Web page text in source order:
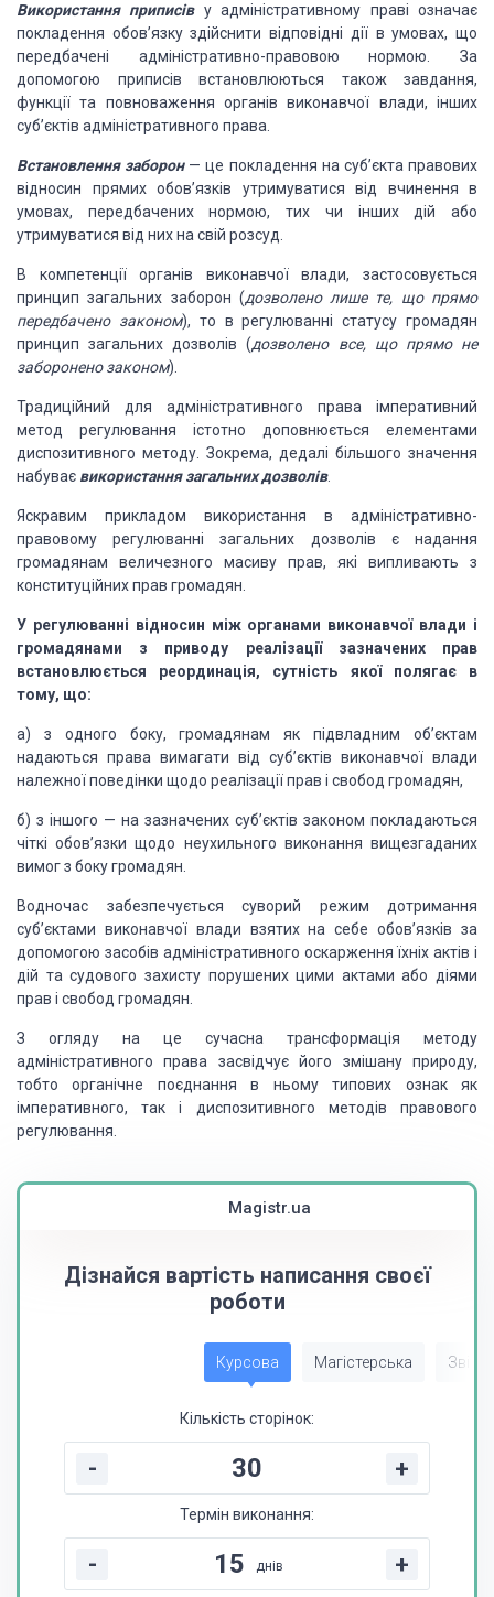
Використання приписіву адміністративному праві означає
покладення обов’язку здійснити відповідні дії в умовах, що
передбачені адміністративно-правовою нормою. За
допомогою приписів встановлюються також завдання,
функції та повноваження органів виконавчої влади, інших
суб’єктів адміністративного права.
Встановлення заборон— це покладення на суб’єкта правових
відносин прямих обов’язків утримуватися від вчинення в
умовах, передбачених нормою, тих чи інших дій або
утримуватися від них на свій розсуд.
В компетенції органів виконавчої влади, застосовується
принцип загальних заборон (дозволено лише те, що прямо
передбачено законом), то в регулюванні статусу громадян
принцип загальних дозволів (дозволено все, що прямо не
заборонено законом).
Традиційний для адміністративного права імперативний
метод регулювання істотно доповнюється елементами
диспозитивного методу. Зокрема, дедалі більшого значення
набуває використання загальних дозволів.
Яскравим прикладом використання в адміністративно-
правовому регулюванні загальних дозволів є надання
громадянам величезного масиву прав, які випливають з
конституційних прав громадян.
У регулюванні відносин між органами виконавчої влади і
громадянами з приводу реалізації зазначених прав
встановлюється реординація, сутність якої полягає в
тому, що:
а) з одного боку, громадянам як підвладним об’єктам
надаються права вимагати від суб’єктів виконавчої влади
належної поведінки щодо реалізації прав і свобод громадян,
б) з іншого — на зазначених суб’єктів законом покладаються
чіткі обов’язки щодо неухильного виконання вищезгаданих
вимог з боку громадян.
Водночас забезпечується суворий режим дотримання
суб’єктами виконавчої влади взятих на себе обов’язків за
допомогою засобів адміністративного оскарження їхніх актів і
дій та судового захисту порушених цими актами або діями
прав і свобод громадян.
З огляду на це сучасна трансформація методу
адміністративного права засвідчує його змішану природу,
тобто органічне поєднання в ньому типових ознак як
імперативного, так і диспозитивного методів правового
регулювання.
Magistr.ua
Дізнайся вартість написання своєї
роботи
Курсова Магістерська Звіт
Кількість сторінок:
- +
Термін виконання:
- днів +